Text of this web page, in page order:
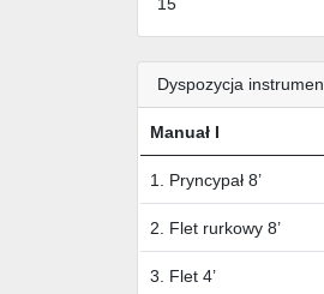
Dyspozycja
Manuał I
1. Pryncypał 8’
2. Flet rurkowy 8’
3. Flet 4’